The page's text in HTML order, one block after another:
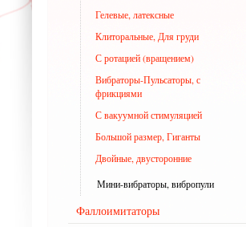
Гелевые, латексные
Клиторальные, Для груди
С ротацией (вращением)
Вибраторы-Пульсаторы, с
фрикциями
С вакуумной стимуляцией
Большой размер, Гиганты
Двойные, двусторонние
Мини-вибраторы, вибропули
Фаллоимитаторы